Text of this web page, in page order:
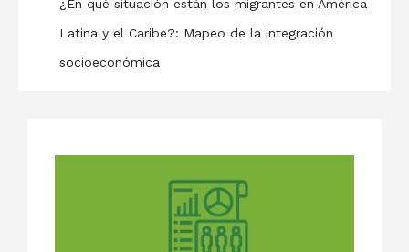
¿En qué situación están los migrantes en América
Latina y el Caribe?: Mapeo de la integración
socioeconómica